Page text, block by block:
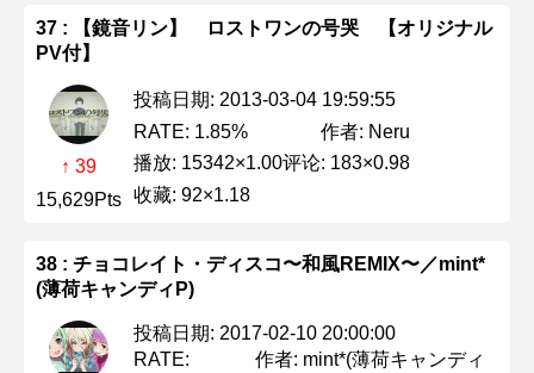
37 : 【鏡音リン】 ロストワンの号哭 【オリジナル
PV付】
↑ 39
15,629Pts
投稿日期: 2013-03-04 19:59:55
RATE: 1.85%
作者: Neru
播放: 15342×1.00评论: 183×0.98
收藏: 92×1.18
38 : チョコレイト・ディスコ〜和風REMIX〜／mint*
(薄荷キャンディP)
投稿日期: 2017-02-10 20:00:00
RATE:
作者: mint*(薄荷キャンディ